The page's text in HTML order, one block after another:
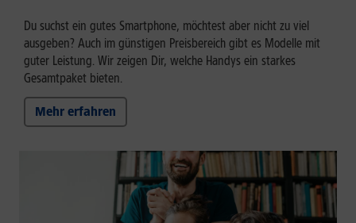
Du suchst ein gutes Smartphone, möchtest aber nicht zu viel
ausgeben? Auch im günstigen Preisbereich gibt es Modelle mit
guter Leistung. Wir zeigen Dir, welche Handys ein starkes
Gesamtpaket bieten.
Mehr erfahren